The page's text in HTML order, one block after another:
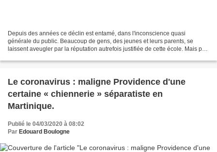
Depuis des années ce déclin est entamé, dans l'inconscience quasi
générale du public. Beaucoup de gens, des jeunes et leurs parents, se
laissent aveugler par la réputation autrefois justifiée de cette école. Mais peu
Le coronavirus : maligne Providence d'une
certaine « chiennerie » séparatiste en
Martinique.
Publié le 04/03/2020 à 08:02
Par Edouard Boulogne